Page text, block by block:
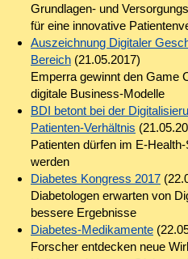
Grundlagen- und
für eine innovative
Auszeichnung Digitaler
Bereich(21.05.2017)
Emperra gewinnt den Game
digitale Business-Modelle
BDI betont bei der
Patienten-Verhältnis
Patienten dürfen im E-
werden
Diabetes Kongress 2017
Diabetologen erwarten von
bessere Ergebnisse
Diabetes-Medikamente
Forscher entdecken neue